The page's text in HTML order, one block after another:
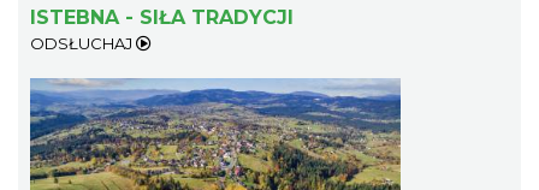
ISTEBNA - SIŁA TRADYCJI
ODSŁUCHAJ